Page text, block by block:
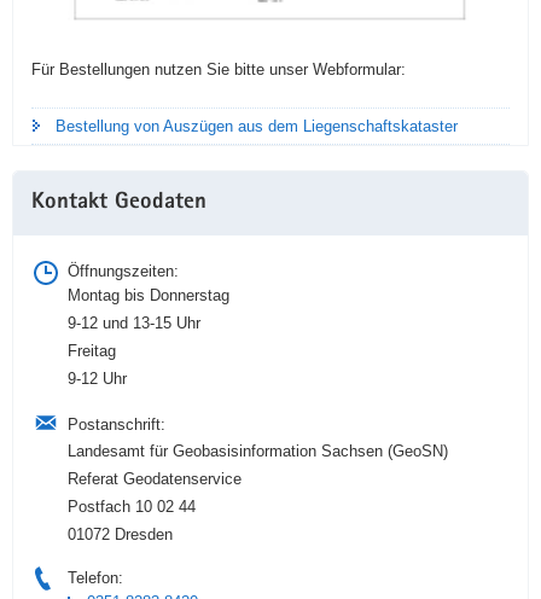
Für Bestellungen nutzen Sie bitte unser Webformular:
Bestellung von Auszügen aus dem Liegenschaftskataster
Kontakt Geodaten
Öffnungszeiten:
Montag bis Donnerstag
9-12 und 13-15 Uhr
Freitag
9-12 Uhr
Postanschrift:
Landesamt für Geobasisinformation Sachsen (GeoSN)
Referat Geodatenservice
Postfach 10 02 44
01072 Dresden
Telefon: